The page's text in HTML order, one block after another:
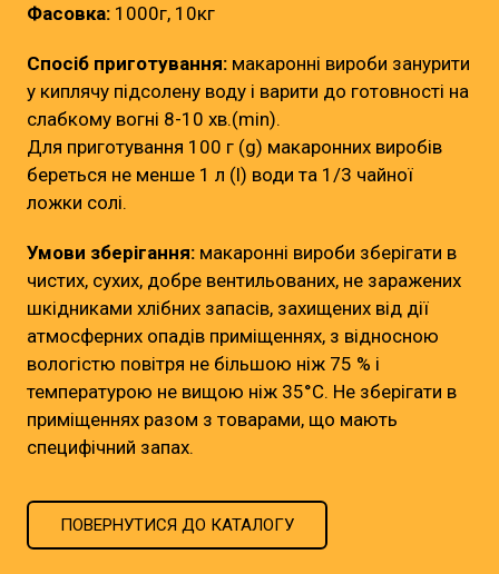
Фасовка: 1000г, 10кг
Спосіб приготування: макаронні вироби занурити
у киплячу підсолену воду і варити до готовності на
слабкому вогні 8-10 хв.(min).
Для приготування 100 г (g) макаронних виробів
береться не менше 1 л (l) води та 1/3 чайної
ложки солі.
Умови зберігання: макаронні вироби зберігати в
чистих, сухих, добре вентильованих, не заражених
шкідниками хлібних запасів, захищених від дії
атмосферних опадів приміщеннях, з відносною
вологістю повітря не більшою ніж 75 % і
температурою не вищою ніж 35°С. Не зберігати в
приміщеннях разом з товарами, що мають
специфічний запах.
ПОВЕРНУТИСЯ ДО КАТАЛОГУ